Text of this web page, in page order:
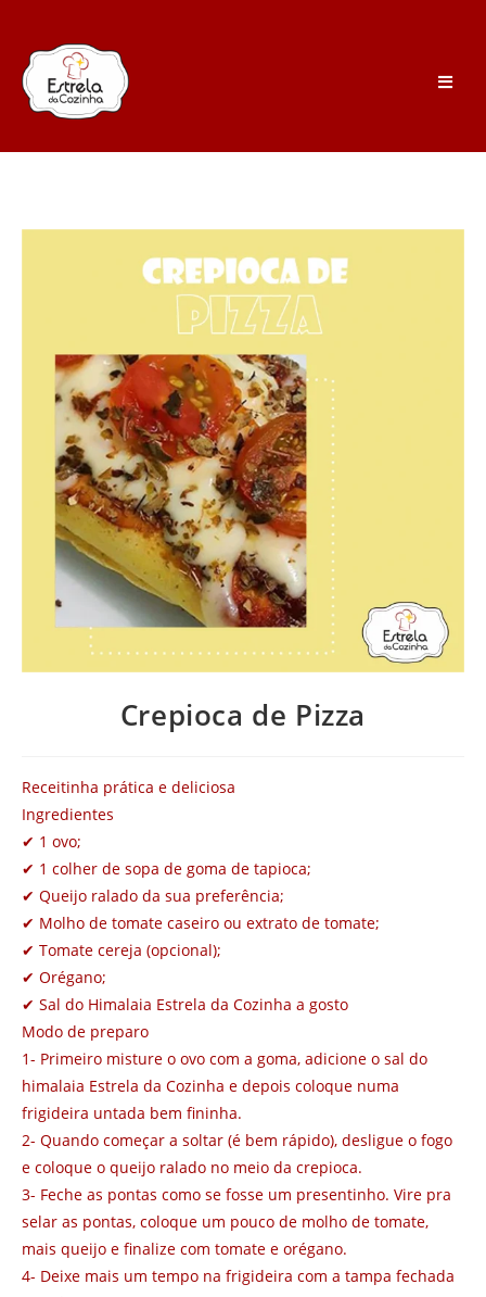
Crepioca de Pizza
Receitinha prática e deliciosa
Ingredientes
✔ 1 ovo;
✔ 1 colher de sopa de goma de tapioca;
✔ Queijo ralado da sua preferência;
✔ Molho de tomate caseiro ou extrato de tomate;
✔ Tomate cereja (opcional);
✔ Orégano;
✔ Sal do Himalaia Estrela da Cozinha a gosto
Modo de preparo
1- Primeiro misture o ovo com a goma, adicione o sal do
himalaia Estrela da Cozinha e depois coloque numa
frigideira untada bem fininha.
2- Quando começar a soltar (é bem rápido), desligue o fogo
e coloque o queijo ralado no meio da crepioca.
3- Feche as pontas como se fosse um presentinho. Vire pra
selar as pontas, coloque um pouco de molho de tomate,
mais queijo e finalize com tomate e orégano.
4- Deixe mais um tempo na frigideira com a tampa fechada